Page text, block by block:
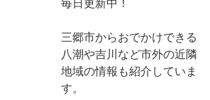
毎日更新中！
三郷市からおでかけできる
八潮や吉川など市外の近隣
地域の情報も紹介していま
す。